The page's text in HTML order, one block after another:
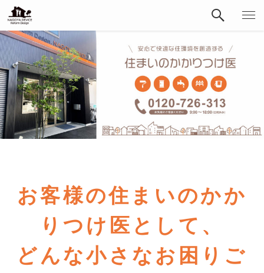
お客様の住まいのかか
りつけ医として、
どんな小さなお困りご